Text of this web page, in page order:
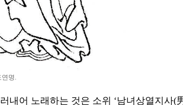
명.
어 노래하는 것은 소위 ‘남녀상열지사